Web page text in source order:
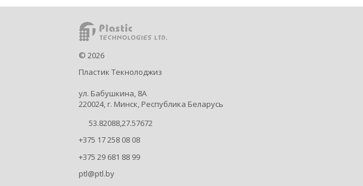
© 2026
Пластик Текнолоджиз
ул. Бабушкина, 8А
220024, г. Минск, Республика Беларусь
53.82088,27.57672
+375 17 258 08 08
+375 29 681 88 99
ptl@ptl.by